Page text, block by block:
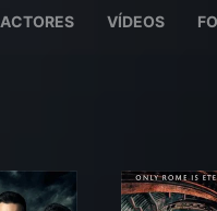
ACTORES VÍDEOS